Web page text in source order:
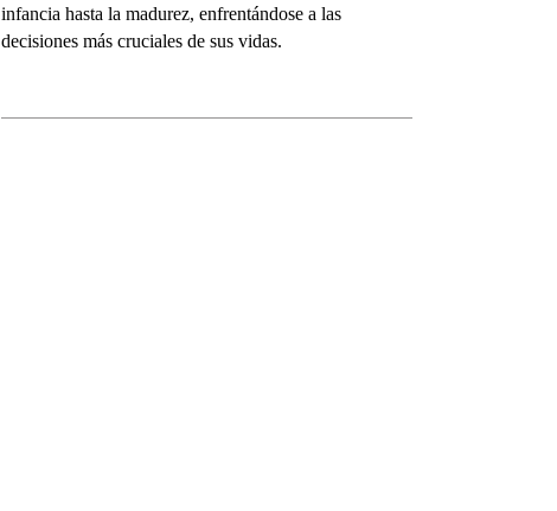
infancia hasta la madurez, enfrentándose a las
decisiones más cruciales de sus vidas.